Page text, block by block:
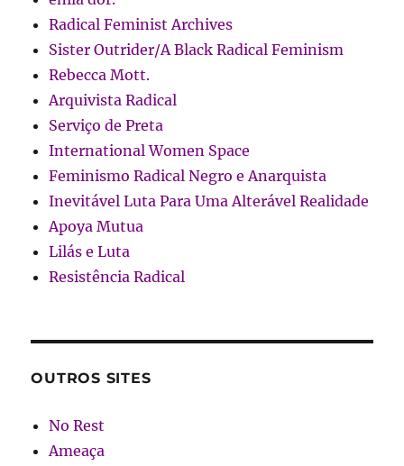
Radical Feminist Archives
Sister Outrider/A Black Radical Feminism
Rebecca Mott.
Arquivista Radical
Serviço de Preta
International Women Space
Feminismo Radical Negro e Anarquista
Inevitável Luta Para Uma Alterável Realidade
Apoya Mutua
Lilás e Luta
Resistência Radical
OUTROS SITES
No Rest
Ameaça